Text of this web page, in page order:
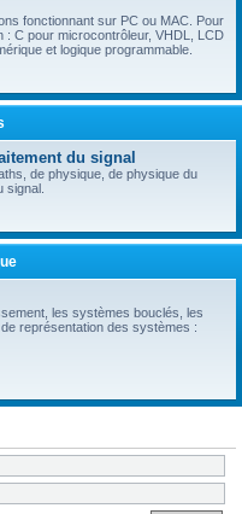
fonctionnant sur PC ou MAC. Pour
C pour microcontrôleur, VHDL, LCD
et logique programmable.
du signal
de physique, de physique du
signal.
les systèmes bouclés, les
représentation des systèmes :